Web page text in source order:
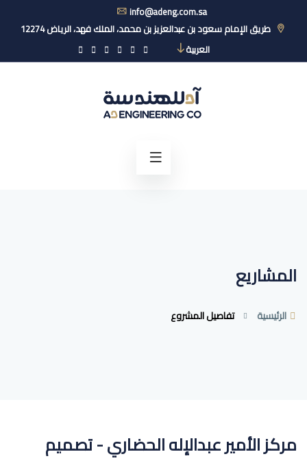
info@adeng.com.sa
طريق الإمام سعود بن عبدالعزيز بن محمد، الملك فهد، الرياض 12274
العربية
المشاريع
الرئيسية تفاصيل المشروع
مركز الأمير عبدالإله الحضاري - تصميم